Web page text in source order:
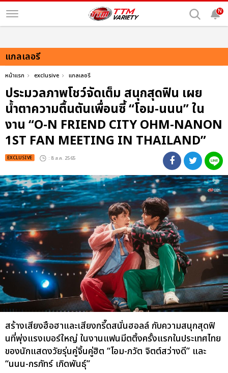
N
แกลเลอรี
หน้าแรก exclusive แกลเลอรี
ประมวลภาพโชว์จัดเต็ม สนุกสุดฟิน เผย
น้ำตาความตื้นตันเพื่อนซี้ “โอม-นนน” ใน
งาน “O-N FRIEND CITY OHM-NANON
1ST FAN MEETING IN THAILAND”
EXCLUSIVE : 8 ส.ค. 2565
สร้างเสียงฮือฮาและเสียงกรี๊ดสนั่นฮอลล์ กับความสนุกสุดฟิ
นที่พุ่งแรงเบอร์ใหญ่ ในงานแฟนมีตติ้งครั้งแรกในประเทศไทย
ของนักแสดงวัยรุ่นคู่จิ้นคู่ฮิต “โอม-ภวัต จิตต์สว่างดี” และ
“นนน-กรภัทร์ เกิดพันธุ์”